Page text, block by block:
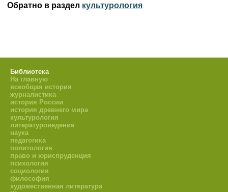
Обратно в раздел культурология
Библиотека
На главную
всеобщая история
журналистика
история России
история древнего мира
культурология
литературоведение
наука
педагогика
политология
право и юриспруденция
психология
социология
философия
художественная литература